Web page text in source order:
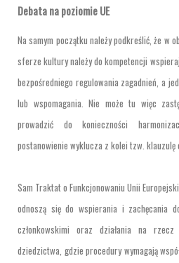
Debata na poziomie UE
Na samym początku należy podkreślić, że w
sferze kultury należy do kompetencji
bezpośredniego regulowania zagadnień, a
lub wspomagania. Nie może tu więc
prowadzić do konieczności
postanowienie wyklucza z kolei tzw. klauzulę
Sam Traktat o Funkcjonowaniu Unii
odnoszą się do wspierania i zachęcania
członkowskimi oraz działania na
dziedzictwa, gdzie procedury wymagają